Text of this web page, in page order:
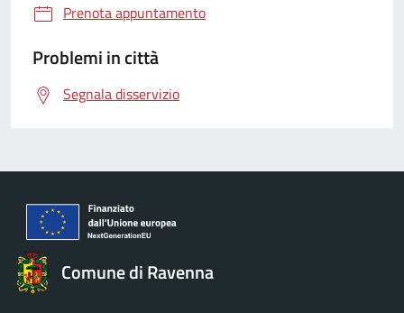
Prenota appuntamento
Problemi in città
Segnala disservizio
Comune di Ravenna